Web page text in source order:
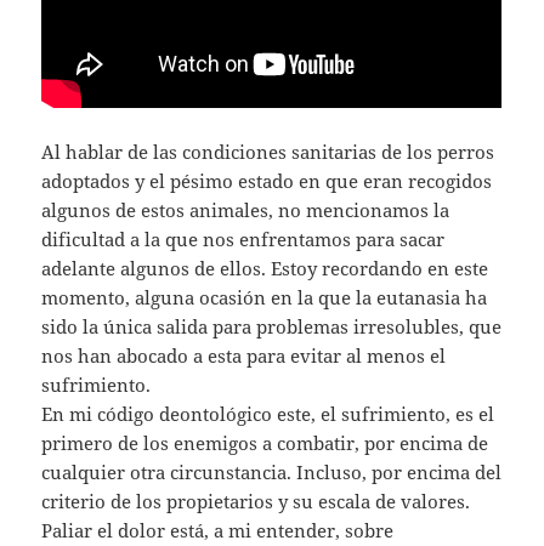
Al hablar de las condiciones sanitarias de los perros
adoptados y el pésimo estado en que eran recogidos
algunos de estos animales, no mencionamos la
dificultad a la que nos enfrentamos para sacar
adelante algunos de ellos. Estoy recordando en este
momento, alguna ocasión en la que la eutanasia ha
sido la única salida para problemas irresolubles, que
nos han abocado a esta para evitar al menos el
sufrimiento.
En mi código deontológico este, el sufrimiento, es el
primero de los enemigos a combatir, por encima de
cualquier otra circunstancia. Incluso, por encima del
criterio de los propietarios y su escala de valores.
Paliar el dolor está, a mi entender, sobre